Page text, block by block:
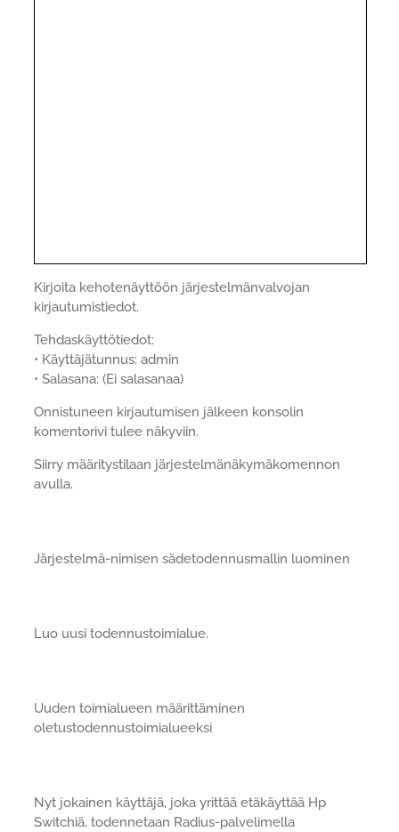
Kirjoita kehotenäyttöön järjestelmänvalvojan
kirjautumistiedot.
Tehdaskäyttötiedot:
• Käyttäjätunnus: admin
• Salasana: (Ei salasanaa)
Onnistuneen kirjautumisen jälkeen konsolin
komentorivi tulee näkyviin.
Siirry määritystilaan järjestelmänäkymäkomennon
avulla.
Järjestelmä-nimisen sädetodennusmallin luominen
Luo uusi todennustoimialue.
Uuden toimialueen määrittäminen
oletustodennustoimialueeksi
Nyt jokainen käyttäjä, joka yrittää etäkäyttää Hp
Switchiä, todennetaan Radius-palvelimella